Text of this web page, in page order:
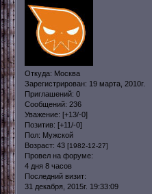
Откуда: Москва
Зарегистрирован: 19 марта, 2010г.
Приглашений: 0
Сообщений: 236
Уважение: [+13/-0]
Позитив: [+11/-0]
Пол: Мужской
Возраст: 43 [1982-12-27]
Провел на форуме:
4 дня 8 часов
Последний визит:
31 декабря, 2015г. 19:33:09